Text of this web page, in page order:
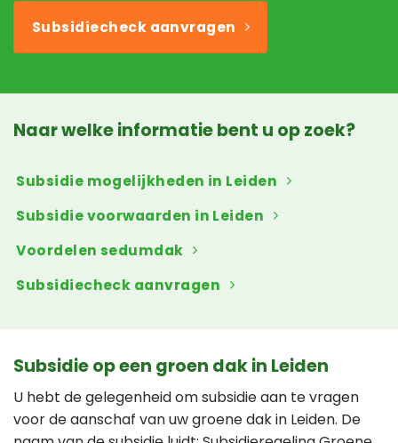
Subsidiecheck aanvragen
Naar welke informatie bent u op zoek?
Subsidie mogelijkheden in Leiden
Subsidie voorwaarden in Leiden
Voordelen sedumdak
Subsidiecheck aanvragen
Subsidie op een groen dak in Leiden
U hebt de gelegenheid om subsidie aan te vragen
voor de aanschaf van uw groene dak in Leiden. De